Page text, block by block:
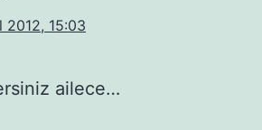
2012, 15:03
ailece…